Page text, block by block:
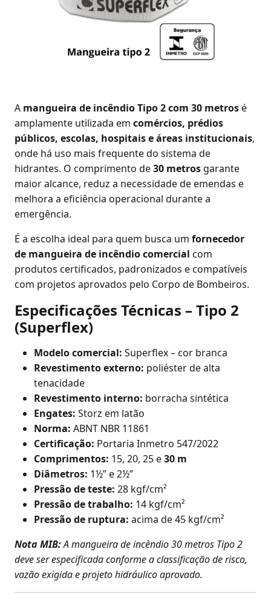
A mangueira de incêndio Tipo 2 com 30 metrosé
amplamente utilizada em comércios, prédios
públicos, escolas, hospitais e áreas institucionais,
onde há uso mais frequente do sistema de
hidrantes. O comprimento de30 metros garante
maior alcance, reduz a necessidade de emendas e
melhora a eficiência operacional durante a
emergência.
É a escolha ideal para quem busca um fornecedor
de mangueira de incêndio comercial com
produtos certificados, padronizados e compatíveis
com projetos aprovados pelo Corpo de Bombeiros.
Especificações Técnicas – Tipo 2
(Superflex)
Modelo comercial: Superflex – cor branca
Revestimento externo: poliéster de alta
tenacidade
Revestimento interno: borracha sintética
Engates: Storz em latão
Norma: ABNT NBR 11861
Certificação: Portaria Inmetro 547/2022
Comprimentos: 15, 20, 25 e30 m
Diâmetros: 1½” e 2½”
Pressão de teste: 28 kgf/cm²
Pressão de trabalho: 14 kgf/cm²
Pressão de ruptura: acima de 45 kgf/cm²
Nota MIB:A mangueira de incêndio 30 metros Tipo 2
deve ser especificada conforme a classificação de risco,
vazão exigida e projeto hidráulico aprovado.